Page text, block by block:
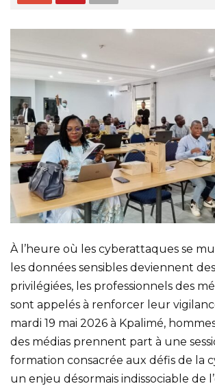
À l’heure où les cyberattaques se
les données sensibles deviennent
privilégiées, les professionnels des
sont appelés à renforcer leur
mardi 19 mai 2026 à Kpalimé,
des médias prennent part à une
formation consacrée aux défis de la
un enjeu désormais indissociable de